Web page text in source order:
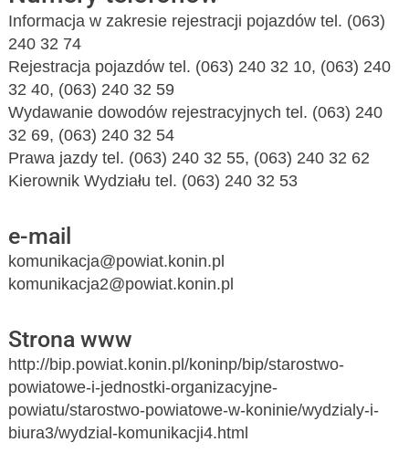
Informacja w zakresie rejestracji pojazdów tel. (063)
240 32 74
Rejestracja pojazdów tel. (063) 240 32 10, (063) 240
32 40, (063) 240 32 59
Wydawanie dowodów rejestracyjnych tel. (063) 240
32 69, (063) 240 32 54
Prawa jazdy tel. (063) 240 32 55, (063) 240 32 62
Kierownik Wydziału tel. (063) 240 32 53
e-mail
komunikacja@powiat.konin.pl
komunikacja2@powiat.konin.pl
Strona www
http://bip.powiat.konin.pl/koninp/bip/starostwo-
powiatowe-i-jednostki-organizacyjne-
powiatu/starostwo-powiatowe-w-koninie/wydzialy-i-
biura3/wydzial-komunikacji4.html